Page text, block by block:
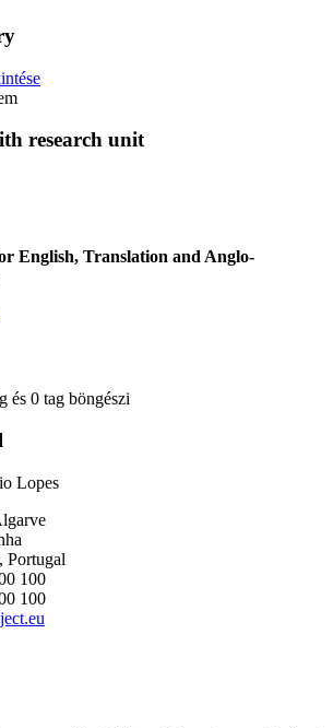
research unit
English, Translation and Anglo-
és 0 tag böngészi
Lopes
Portugal
100
100